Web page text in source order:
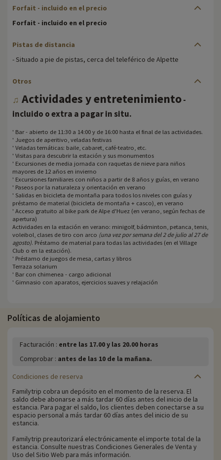
Forfait - incluido en el precio
Forfait - incluido en el precio
Pistas de distancia
- Situado a pie de pistas, cerca del teleférico de Alpette
Otros
♫ Actividades y entretenimiento-
incluido o extra a pagar in situ.
' Bar - abierto de 11:30 a 14:00 y de 16:00 hasta el final de las actividades.
' Juegos de aperitivo, veladas festivas
' Veladas temáticas: baile, cabaret, café-teatro, etc.
' Visitas para descubrir la estación y sus monumentos
' Excursiones de media jornada con raquetas de nieve para niños
mayores de 12 años en invierno
' Excursiones familiares con niños a partir de 8 años y guías, en verano
' Paseos por la naturaleza y orientación en verano
' Salidas en bicicleta de montaña para todos los niveles con guías y
préstamo de material (bicicleta de montaña + casco), en verano
' Acceso gratuito al bike park de Alpe d'Huez (en verano, según fechas de
apertura)
Actividades en la estación en verano: minigolf, bádminton, petanca, tenis,
voleibol, clases de tiro con arco (una vez por semana del 2 de julio al 27 de
agosto). Préstamo de material para todas las actividades (en el Village
Club o en la estación).
' Préstamo de juegos de mesa, cartas y libros
Terraza solarium
' Bar con chimenea - cargo adicional
' Gimnasio con aparatos, ejercicios suaves y relajación
Políticas de alojamiento
Facturación : entre las 17.00 y las 20.00 horas
Comprobar : antes de las 10 de la mañana.
Condiciones de reserva
Familytrip cobra un depósito en el momento de la reserva. El
saldo debe abonarse a más tardar 60 días antes del inicio de la
estancia. Para pagar el saldo, los clientes deben conectarse a su
espacio personal a más tardar 60 días antes del inicio de su
estancia.
Familytrip preautorizará electrónicamente el importe total de la
estancia. Consulte nuestras Condiciones Generales de Venta y
Uso del Sitio Web para más información.